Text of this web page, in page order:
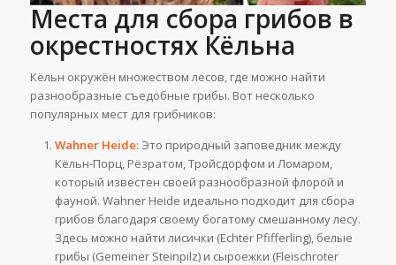
Места для сбора грибов в
окрестностях Кёльна
Кёльн окружён множеством лесов, где можно найти
разнообразные съедобные грибы. Вот несколько
популярных мест для грибников:
Wahner Heide: Это природный заповедник между
Кёльн-Порц, Рёзратом, Тройсдорфом и Ломаром,
который известен своей разнообразной флорой и
фауной. Wahner Heide идеально подходит для сбора
грибов благодаря своему богатому смешанному лесу.
Здесь можно найти лисички (Echter Pfifferling), белые
грибы (Gemeiner Steinpilz) и сыроежки (Fleischroter